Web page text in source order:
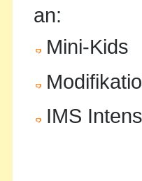
an:
Mini-Kids
IMS